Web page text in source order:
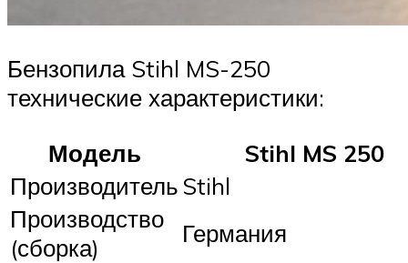
Бензопила Stihl MS-250
технические характеристики:
Модель
Stihl MS 250
ПроизводительStihl
Производство
(сборка)
Германия